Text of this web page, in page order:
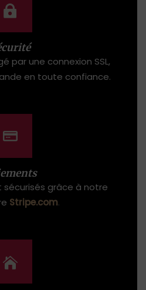
par une connexion SSL,
en toute confiance.
grâce à notre
Stripe.com.